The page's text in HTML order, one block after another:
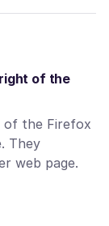
of the
of the Firefox
They
web page.